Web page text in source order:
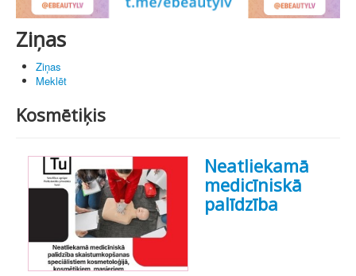
Ziņas
Ziņas
Meklēt
Kosmētiķis
Neatliekamā
medicīniskā
palīdzība